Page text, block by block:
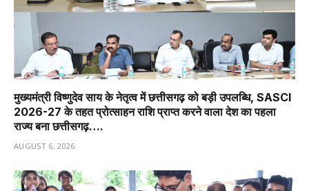
मुख्यमंत्री विष्णुदेव साय के नेतृत्व में छत्तीसगढ़ को बड़ी उपलब्धि, SASCI
2026-27 के तहत प्रोत्साहन राशि प्राप्त करने वाला देश का पहला
राज्य बना छत्तीसगढ़….
AUGUST 6, 2026